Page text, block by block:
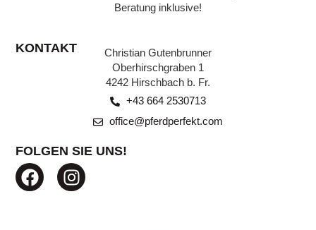
Beratung inklusive!
KONTAKT
Christian Gutenbrunner
Oberhirschgraben 1
4242 Hirschbach b. Fr.
+43 664 2530713
office@pferdperfekt.com
FOLGEN SIE UNS!